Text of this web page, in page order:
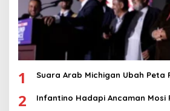
1 Suara Arab Michigan Ubah Peta
2 Infantino Hadapi Ancaman Mosi